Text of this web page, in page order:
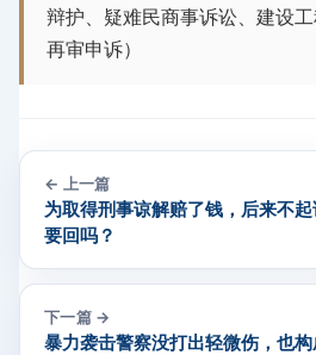
辩护、疑难民商事诉讼、建设
再审申诉）
← 上一篇
为取得刑事谅解赔了钱，后来不
要回吗？
下一篇 →
暴力袭击警察没打出轻微伤，也构